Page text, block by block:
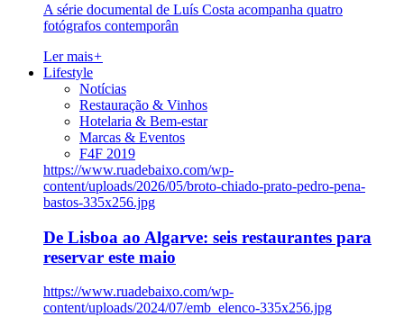
A série documental de Luís Costa acompanha quatro
fotógrafos contemporân
Ler mais+
Lifestyle
Notícias
Restauração & Vinhos
Hotelaria & Bem-estar
Marcas & Eventos
F4F 2019
https://www.ruadebaixo.com/wp-
content/uploads/2026/05/broto-chiado-prato-pedro-pena-
bastos-335x256.jpg
De Lisboa ao Algarve: seis restaurantes para
reservar este maio
https://www.ruadebaixo.com/wp-
content/uploads/2024/07/emb_elenco-335x256.jpg